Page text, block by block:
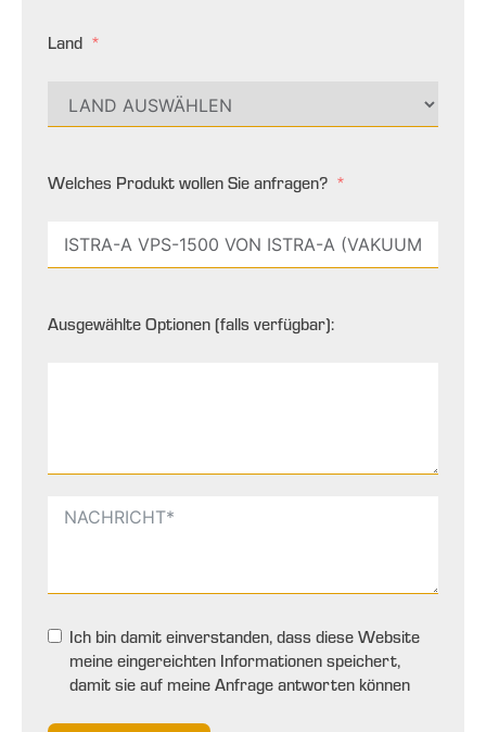
Land
Welches Produkt wollen Sie anfragen?
Ausgewählte Optionen (falls verfügbar):
Ich bin damit einverstanden, dass diese Website
meine eingereichten Informationen speichert,
damit sie auf meine Anfrage antworten können